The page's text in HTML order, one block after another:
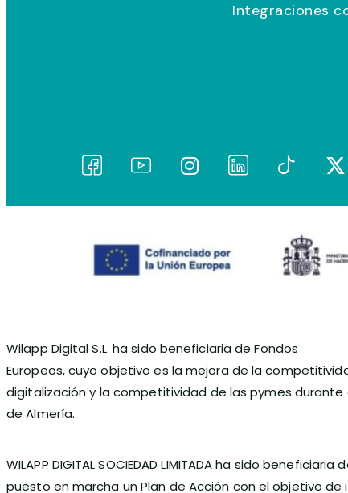
Integraciones
Wilapp Digital S.L. ha sido beneficiaria de Fondos
Europeos, cuyo objetivo es la mejora de la
digitalización y la competitividad de las pymes
de Almería.
WILAPP DIGITAL SOCIEDAD LIMITADA ha sido
puesto en marcha un Plan de Acción con el objetivo